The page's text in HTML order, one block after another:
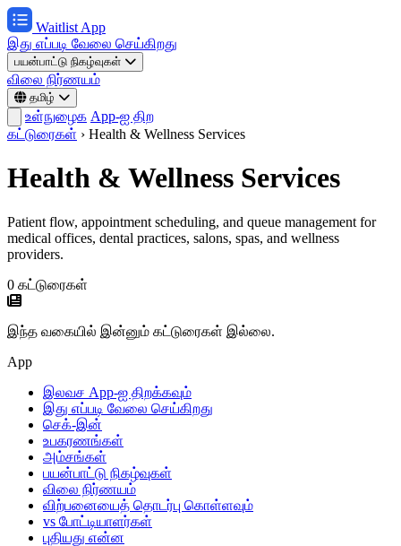
Waitlist App
இது எப்படி வேலை செய்கிறது
பயன்பாட்டு நிகழ்வுகள்
விலை நிர்ணயம்
தமிழ்
உள்நுழைக App-ஐ திற
கட்டுரைகள் › Health & Wellness Services
Health & Wellness Services
Patient flow, appointment scheduling, and queue management for
medical offices, dental practices, salons, spas, and wellness
providers.
0 கட்டுரைகள்
இந்த வகையில் இன்னும் கட்டுரைகள் இல்லை.
App
இலவச App-ஐ திறக்கவும்
இது எப்படி வேலை செய்கிறது
செக்-இன்
உபகரணங்கள்
அம்சங்கள்
பயன்பாட்டு நிகழ்வுகள்
விலை நிர்ணயம்
விற்பனையைத் தொடர்பு கொள்ளவும்
vs போட்டியாளர்கள்
புதியது என்ன